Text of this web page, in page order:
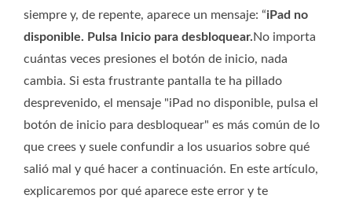
siempre y, de repente, aparece un mensaje: “iPad no
disponible. Pulsa Inicio para desbloquear.No importa
cuántas veces presiones el botón de inicio, nada
cambia. Si esta frustrante pantalla te ha pillado
desprevenido, el mensaje "iPad no disponible, pulsa el
botón de inicio para desbloquear" es más común de lo
que crees y suele confundir a los usuarios sobre qué
salió mal y qué hacer a continuación. En este artículo,
explicaremos por qué aparece este error y te